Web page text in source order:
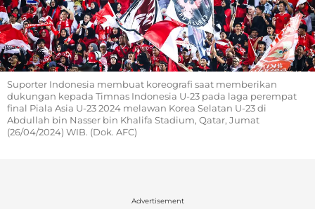
Suporter Indonesia membuat koreografi saat memberikan
dukungan kepada Timnas Indonesia U-23 pada laga perempat
final Piala Asia U-23 2024 melawan Korea Selatan U-23 di
Abdullah bin Nasser bin Khalifa Stadium, Qatar, Jumat
(26/04/2024) WIB. (Dok. AFC)
Advertisement